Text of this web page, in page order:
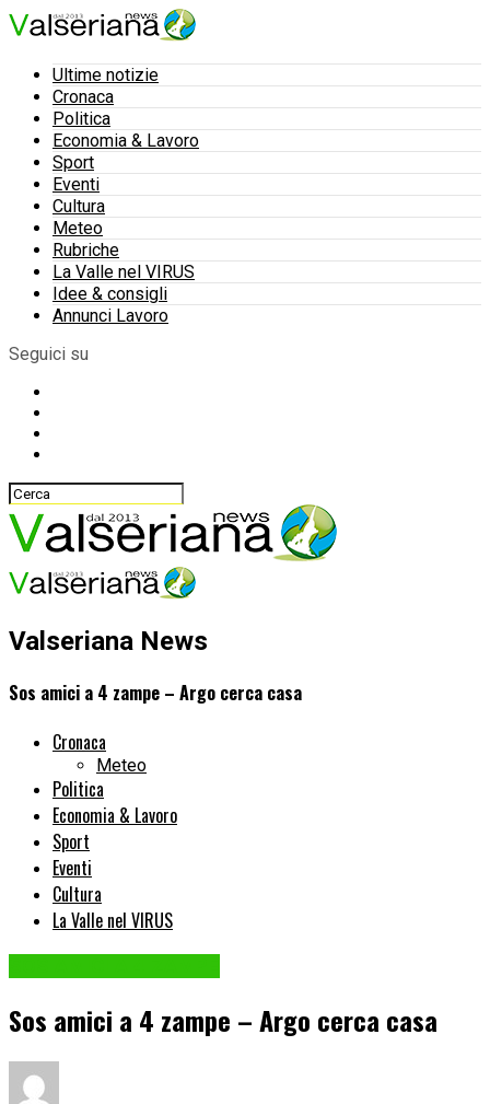
Ultime notizie
Cronaca
Politica
Economia & Lavoro
Sport
Eventi
Cultura
Meteo
Rubriche
La Valle nel VIRUS
Idee & consigli
Annunci Lavoro
Seguici su
Valseriana News
Sos amici a 4 zampe – Argo cerca casa
Cronaca
Meteo
Politica
Economia & Lavoro
Sport
Eventi
Cultura
La Valle nel VIRUS
Sos amici a 4 zampe – Argo cerca casa